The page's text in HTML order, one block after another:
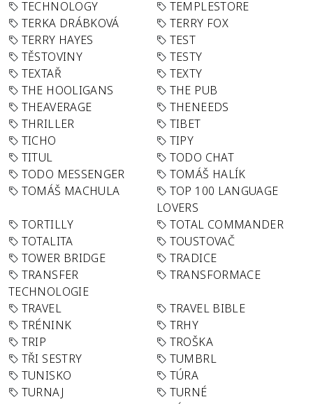
TECHNOLOGY
TEMPLESTORE
TERKA DRÁBKOVÁ
TERRY FOX
TERRY HAYES
TEST
TĚSTOVINY
TESTY
TEXTAŘ
TEXTY
THE HOOLIGANS
THE PUB
THEAVERAGE
THENEEDS
THRILLER
TIBET
TICHO
TIPY
TITUL
TODO CHAT
TODO MESSENGER
TOMÁŠ HALÍK
TOMÁŠ MACHULA
TOP 100 LANGUAGE
LOVERS
TORTILLY
TOTAL COMMANDER
TOTALITA
TOUSTOVAČ
TOWER BRIDGE
TRADICE
TRANSFER
TECHNOLOGIE
TRANSFORMACE
TRAVEL
TRAVEL BIBLE
TRÉNINK
TRHY
TRIP
TROŠKA
TŘI SESTRY
TUMBRL
TUNISKO
TÚRA
TURNAJ
TURNÉ